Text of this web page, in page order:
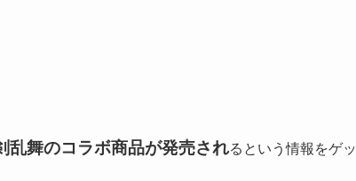
乱舞のコラボ商品が発売されるという情報をゲッ